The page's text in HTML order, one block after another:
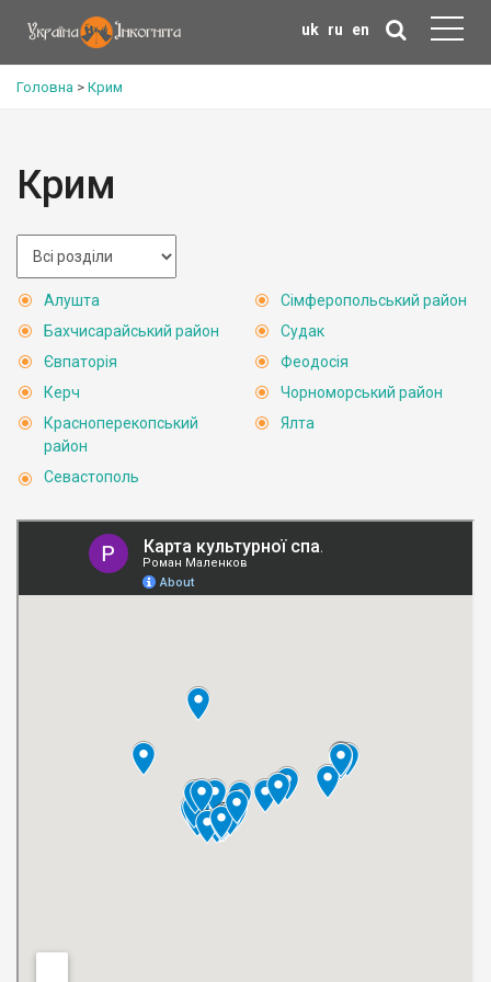
uk ru en
Головна > Крим
Крим
Алушта
Бахчисарайський район
Євпаторія
Керч
Красноперекопський
район
Севастополь
Сімферопольський район
Судак
Феодосія
Чорноморський район
Ялта